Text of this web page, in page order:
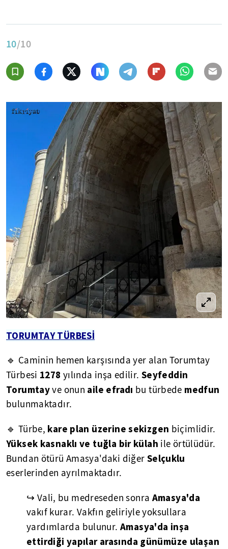
10/10
TORUMTAY TÜRBESİ
🔹 Caminin hemen karşısında yer alan Torumtay
Türbesi 1278 yılında inşa edilir. Seyfeddin
Torumtayve onun aile efradı bu türbede medfun
bulunmaktadır.
🔹 Türbe, kare plan üzerine sekizgen biçimlidir.
Yüksek kasnaklı ve tuğla bir külah ile örtülüdür.
Bundan ötürü Amasya'daki diğer Selçuklu
eserlerinden ayrılmaktadır.
↪ Vali, bu medreseden sonra Amasya'da
vakıf kurar. Vakfın geliriyle yoksullara
yardımlarda bulunur. Amasya'da inşa
ettirdiği yapılar arasında günümüze ulaşan